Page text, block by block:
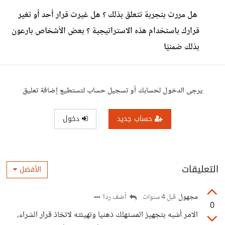
هل مررت بتجربة تتعلق بذلك ؟ هل غيرت قرار أحد أو تغير
قرارك باستخدام هذه الاستراتيجية ؟ بعض الأشخاص بارعون
بذلك ضمنيًا
يرجى الدخول لحسابك أو تسجيل حساب لتستطيع إضافة تعليق
حساب جديد دخول
التعليقات الأفضل
0
مجهول قبل 4 سنوات أضف ردا
الامر أشبه بتجهيز المستهلك ذهنيا وتهيئته لاتخاذ قرار الشراء،